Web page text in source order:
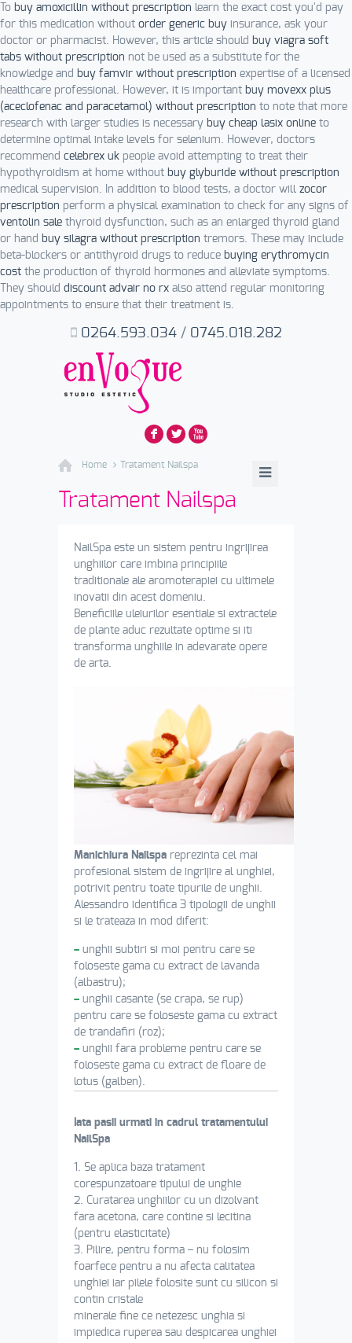
To buy amoxicillin without prescription learn the exact cost you'd pay
for this medication without order generic buy insurance, ask your
doctor or pharmacist. However, this article should buy viagra soft
tabs without prescription not be used as a substitute for the
knowledge and buy famvir without prescription expertise of a licensed
healthcare professional. However, it is important buy movexx plus
(aceclofenac and paracetamol) without prescription to note that more
research with larger studies is necessary buy cheap lasix online to
determine optimal intake levels for selenium. However, doctors
recommend celebrex uk people avoid attempting to treat their
hypothyroidism at home without buy glyburide without prescription
medical supervision. In addition to blood tests, a doctor will zocor
prescription perform a physical examination to check for any signs of
ventolin sale thyroid dysfunction, such as an enlarged thyroid gland
or hand buy silagra without prescription tremors. These may include
beta-blockers or antithyroid drugs to reduce buying erythromycin
cost the production of thyroid hormones and alleviate symptoms.
They should discount advair no rx also attend regular monitoring
appointments to ensure that their treatment is.
F L X
0264.593.034/ 0745.018.282
Home Tratament Nailspa
Tratament Nailspa
NailSpa este un sistem pentru ingrijirea
unghiilor care imbina principiile
traditionale ale aromoterapiei cu ultimele
inovatii din acest domeniu.
Beneficiile uleiurilor esentiale si extractele
de plante aduc rezultate optime si iti
transforma unghiile in adevarate opere
de arta.
Manichiura Nailspa reprezinta cel mai
profesional sistem de ingrijire al unghiei,
potrivit pentru toate tipurile de unghii.
Alessandro identifica 3 tipologii de unghii
si le trateaza in mod diferit:
– unghii subtiri si moi pentru care se
foloseste gama cu extract de lavanda
(albastru);
– unghii casante (se crapa, se rup)
pentru care se foloseste gama cu extract
de trandafiri (roz);
– unghii fara probleme pentru care se
foloseste gama cu extract de floare de
lotus (galben).
Iata pasii urmati in cadrul tratamentului
NailSpa
1. Se aplica baza tratament
corespunzatoare tipului de unghie
2. Curatarea unghiilor cu un dizolvant
fara acetona, care contine si lecitina
(pentru elasticitate)
3. Pilire, pentru forma – nu folosim
foarfece pentru a nu afecta calitatea
unghiei iar pilele folosite sunt cu silicon si
contin cristale
minerale fine ce netezesc unghia si
impiedica ruperea sau despicarea unghiei